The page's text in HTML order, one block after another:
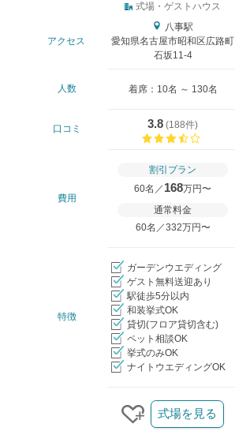
式場・ゲストハウス
アクセス
八事駅
愛知県名古屋市昭和区広路町
石坂11-4
人数 着席：10名 ～ 130名
口コミ 3.8 (188件)
費用
割引プラン
60名／ 168万円〜
通常料金
60名／332万円〜
特徴
ガーデンウエディング
ゲスト無料送迎あり
駅徒歩5分以内
和装挙式OK
貸切(フロア貸切含む)
ペット相談OK
挙式のみOK
ナイトウエディングOK
クリップする
式場を見る